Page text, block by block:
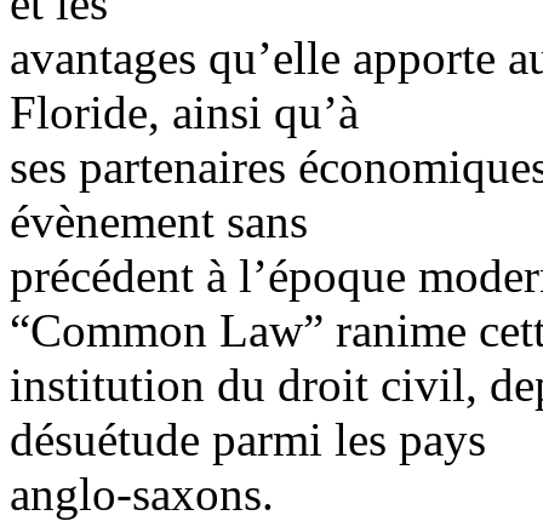
avantages qu’elle apporte
Floride, ainsi qu’à
ses partenaires
évènement sans
précédent à l’époque
“Common Law” ranime
institution du droit civil,
désuétude parmi les pays
anglo-saxons.